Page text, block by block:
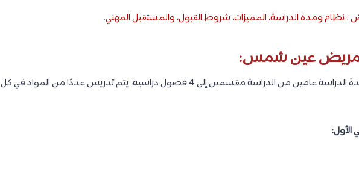
ومدة الدراسة، المميزات، شروط القبول، والمستقبل المهني.
تمريض عين شمس:
كما تعرفنا سابقًا، تستغرق مدة الدراسة عامين من الدراسة مقسمين إلى 4 فصول دراسية، يتم تدريس عددًا من المواد في كل
الأول: